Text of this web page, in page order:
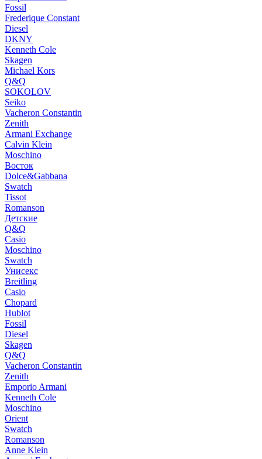
Fossil
Frederique Constant
Diesel
DKNY
Kenneth Cole
Skagen
Michael Kors
Q&Q
SOKOLOV
Seiko
Vacheron Constantin
Zenith
Armani Exchange
Calvin Klein
Moschino
Восток
Dolce&Gabbana
Swatch
Tissot
Romanson
Детские
Q&Q
Casio
Moschino
Swatch
Унисекс
Breitling
Casio
Chopard
Hublot
Fossil
Diesel
Skagen
Q&Q
Vacheron Constantin
Zenith
Emporio Armani
Kenneth Cole
Moschino
Orient
Swatch
Romanson
Anne Klein